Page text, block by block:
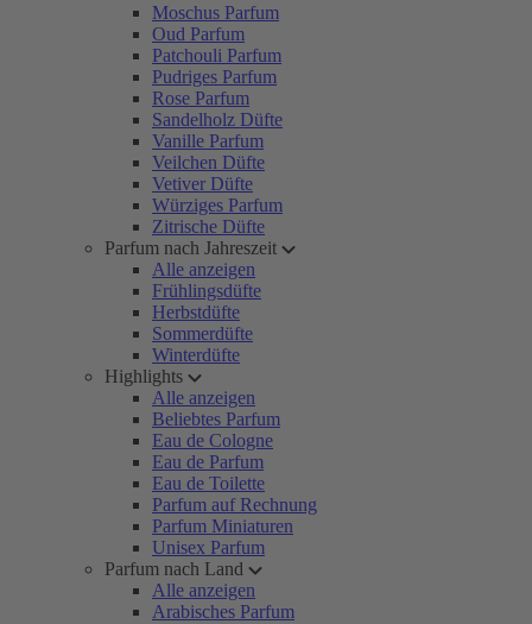
Moschus Parfum
Oud Parfum
Patchouli Parfum
Pudriges Parfum
Rose Parfum
Sandelholz Düfte
Vanille Parfum
Veilchen Düfte
Vetiver Düfte
Würziges Parfum
Zitrische Düfte
Parfum nach Jahreszeit
Alle anzeigen
Frühlingsdüfte
Herbstdüfte
Sommerdüfte
Winterdüfte
Highlights
Alle anzeigen
Beliebtes Parfum
Eau de Cologne
Eau de Parfum
Eau de Toilette
Parfum auf Rechnung
Parfum Miniaturen
Unisex Parfum
Parfum nach Land
Alle anzeigen
Arabisches Parfum